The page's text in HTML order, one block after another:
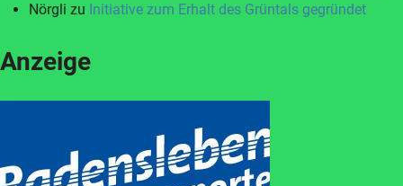
Nörgli zu Initiative zum Erhalt des Grüntals gegründet
Anzeige